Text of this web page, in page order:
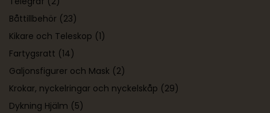
Båttillbehör (23)
Kikare och Teleskop (1)
Fartygsratt (14)
Galjonsfigurer och Mask (2)
Krokar, nyckelringar och nyckelskåp (29)
Dykning Hjälm (5)